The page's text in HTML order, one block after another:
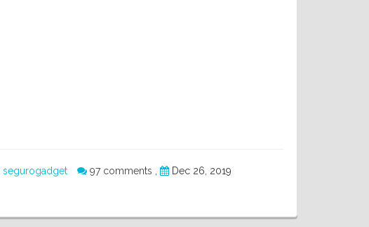
segurogadget 97 comments Dec 26, 2019